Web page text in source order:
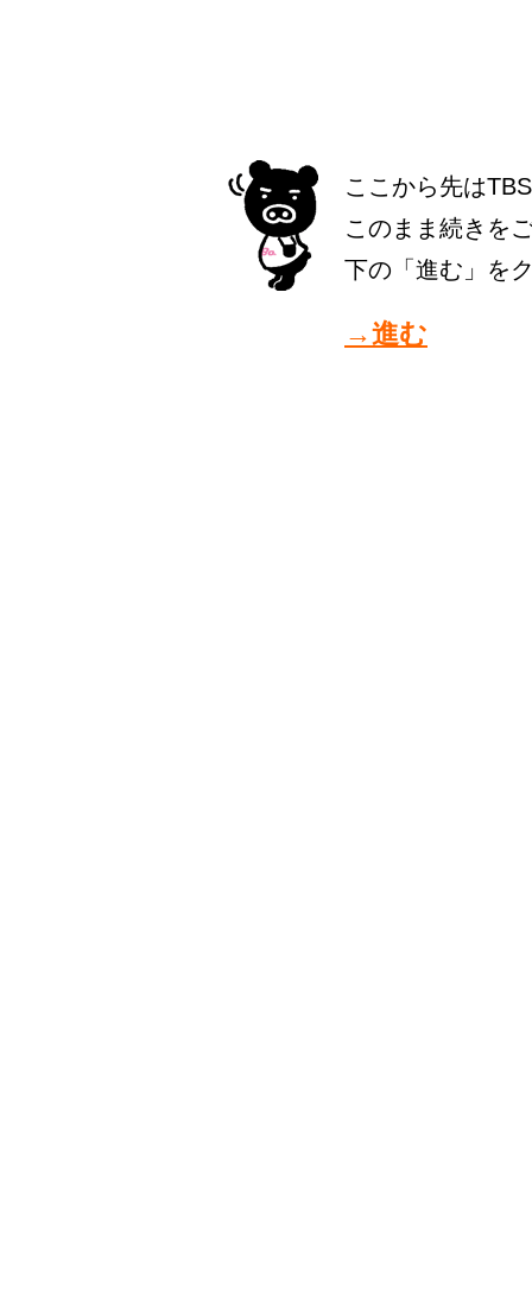
ここから先は
このまま続きを
下の「進む」を
→進む